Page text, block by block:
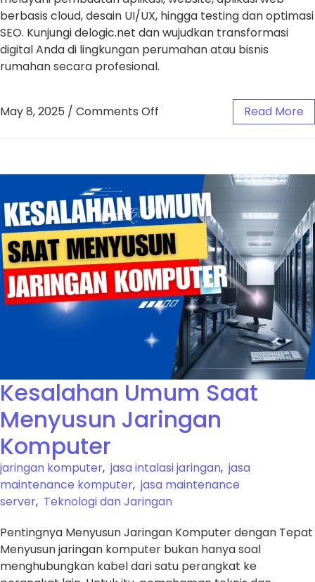
berbasis cloud, desain UI/UX, hingga testing dan optimasi
SEO. Kunjungi delogic.net dan wujudkan transformasi
digital Anda di lingkungan perumahan atau bisnis
rumahan secara profesional.
May 8, 2025 / Comments Off Read More
Kesalahan Umum Saat
Menyusun Jaringan
Komputer
jaringan komputer, jasa intalasi jaringan, jasa
maintenance komputer, jasa maintenance
server, Teknologi dan Jaringan
Pentingnya Menyusun Jaringan Komputer dengan Tepat
Menyusun jaringan komputer bukan hanya soal
menghubungkan kabel dari satu perangkat ke